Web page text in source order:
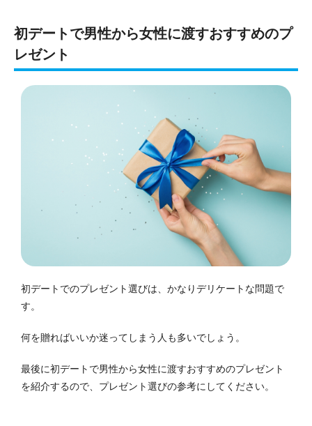
初デートで男性から女性に渡すおすすめのプ
レゼント
初デートでのプレゼント選びは、かなりデリケートな問題で
す。
何を贈ればいいか迷ってしまう人も多いでしょう。
最後に初デートで男性から女性に渡すおすすめのプレゼント
を紹介するので、プレゼント選びの参考にしてください。